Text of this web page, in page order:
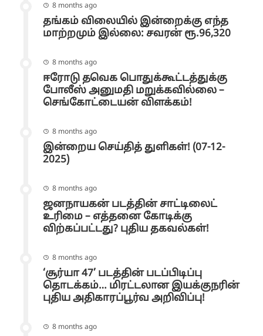
8 months ago
தங்கம் விலையில் இன்றைக்கு எந்த
மாற்றமும் இல்லை: சவரன் ரூ.96,320
8 months ago
ஈரோடு தவெக பொதுக்கூட்டத்துக்கு
போலீஸ் அனுமதி மறுக்கவில்லை –
செங்கோட்டையன் விளக்கம்!
8 months ago
இன்றைய செய்தித் துளிகள்! (07-12-
2025)
8 months ago
ஜனநாயகன் படத்தின் சாட்டிலைட்
உரிமை – எத்தனை கோடிக்கு
விற்கப்பட்டது? புதிய தகவல்கள்!
8 months ago
‘சூர்யா 47’ படத்தின் படப்பிடிப்பு
தொடக்கம்… மிரட்டலான இயக்குநரின்
புதிய அதிகாரப்பூர்வ அறிவிப்பு!
8 months ago